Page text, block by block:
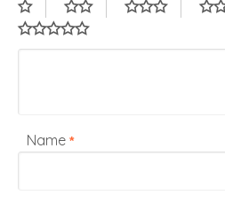
Name *